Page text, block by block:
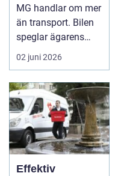
MG handlar om mer
än transport. Bilen
speglar ägarens
intresse för teknik,
histo...
02 juni 2026
Effektiv